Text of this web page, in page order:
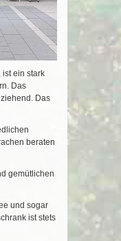
ist ein stark
Das
Das
beraten
gemütlichen
und sogar
ist stets